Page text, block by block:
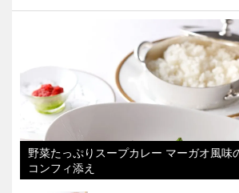
野菜たっぷりスープカレー マーガオ風味
コンフィ添え